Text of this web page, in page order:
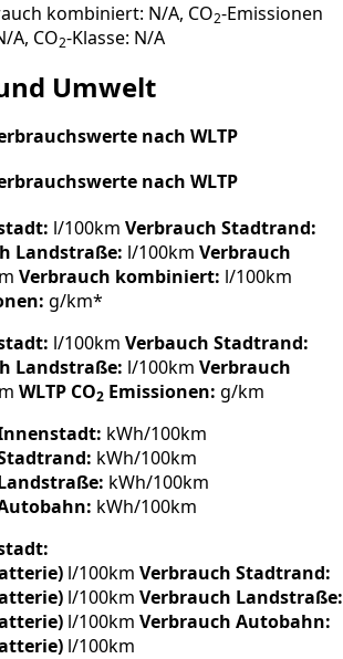
kombiniert: N/A, CO2-Emissionen
A, CO2-Klasse: N/A
Umwelt
nach WLTP
nach WLTP
l/100km Verbrauch Stadtrand:
Landstraße: l/100km Verbrauch
Verbrauch kombiniert: l/100km
g/km*
l/100km Verbauch Stadtrand:
Landstraße: l/100km Verbrauch
WLTP CO2 Emissionen: g/km
kWh/100km
kWh/100km
kWh/100km
kWh/100km
l/100km Verbrauch Stadtrand:
l/100km Verbrauch Landstraße:
l/100km Verbrauch Autobahn:
l/100km